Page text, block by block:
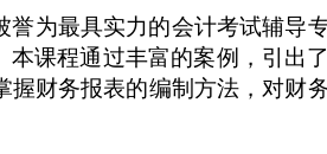
为最具实力的会计考试辅导
课程通过丰富的案例，引出
财务报表的编制方法，对财